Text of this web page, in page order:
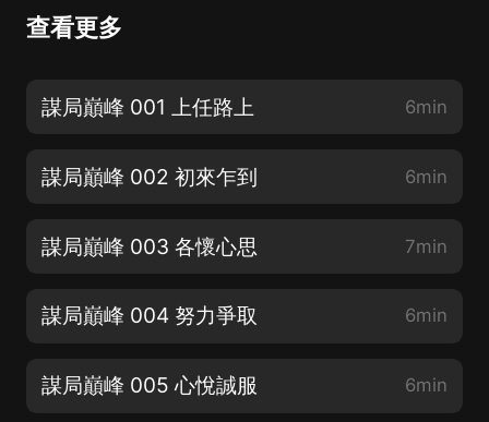
查看更多
謀局巔峰 001 上任路上 6min
謀局巔峰 002 初來乍到 6min
謀局巔峰 003 各懷心思 7min
謀局巔峰 004 努力爭取 6min
謀局巔峰 005 心悅誠服 6min